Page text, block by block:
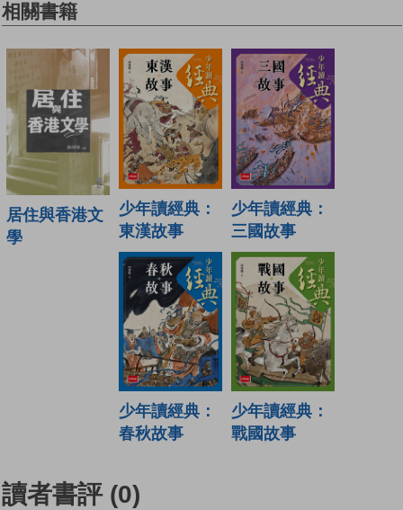
相關書籍
居住與香港文
學
少年讀經典：
東漢故事
少年讀經典：
三國故事
少年讀經典：
春秋故事
少年讀經典：
戰國故事
讀者書評 (0)